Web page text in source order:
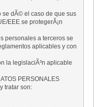
se dÃ© el caso de que sus
EEE se protegerÃ¡n
personales a terceros se
aplicables y con
la legislaciÃ³n aplicable
PERSONALES
tratar son: